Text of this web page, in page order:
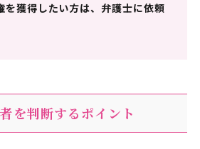
を獲得したい方は、弁護士に依頼
を判断するポイント